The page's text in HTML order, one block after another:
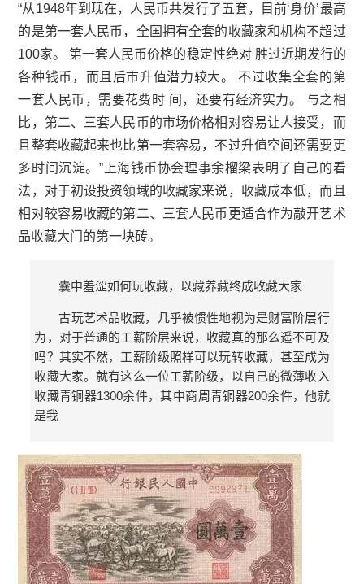
“从1948年到现在，人民币共发行了五套，目前‘身价’最高
的是第一套人民币 ，全国拥有全套的收藏家和机构不超过
100家。 第一套人民币价格的稳定性绝对 胜过近期发行的
各种钱币，而且后市升值潜力较大。 不过收集全套的第
一套人民币，需要花费时 间，还要有经济实力。 与之相
比，第二、三套人民币的市场价格相对容易让人接受，而
且整套收藏起来也比第一套容易，不过升值空间还需要更
多时间沉淀。”上海钱币协会理事余榴梁表明了自己的看
法，对于初设投资领域的收藏家来说，收藏成本低，而且
相对较容易收藏的第二、三套人民币更适合作为敲开艺术
品收藏大门的第一块砖。
囊中羞涩如何玩收藏，以藏养藏终成收藏大家
古玩艺术品收藏，几乎被惯性地视为是财富阶层行
为，对于普通的工薪阶层来说，收藏真的那么遥不可及
吗？其实不然，工薪阶级照样可以玩转收藏，甚至成为
收藏大家。就有这么一位工薪阶级，以自己的微薄收入
收藏青铜器1300余件，其中商周青铜器200余件，他就
是我